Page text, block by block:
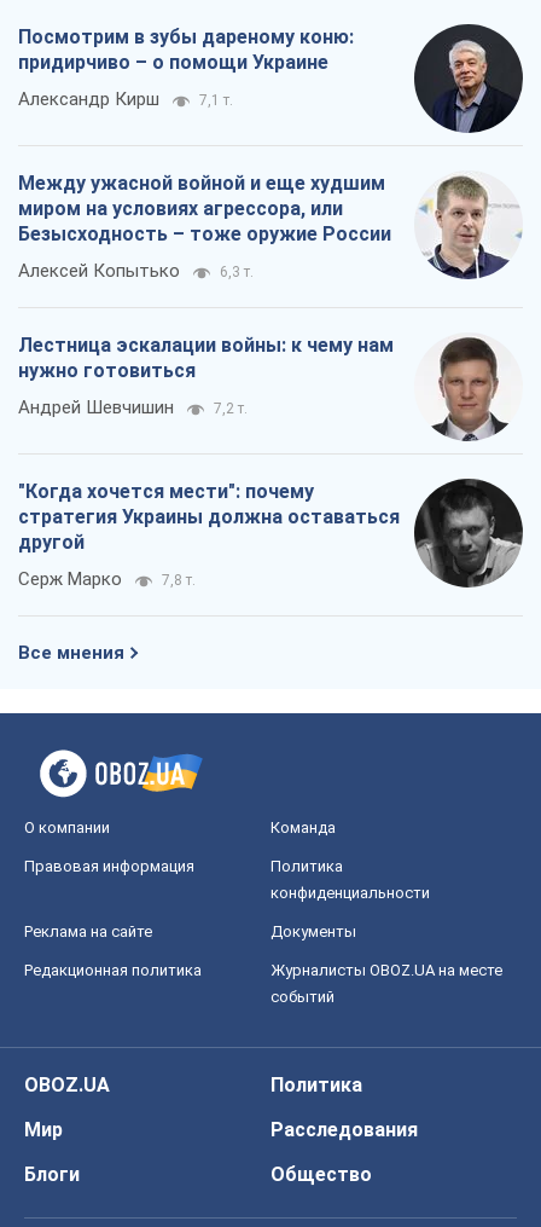
Посмотрим в зубы дареному коню:
придирчиво – о помощи Украине
Александр Кирш 7,1 т.
Между ужасной войной и еще худшим
миром на условиях агрессора, или
Безысходность – тоже оружие России
Алексей Копытько 6,3 т.
Лестница эскалации войны: к чему нам
нужно готовиться
Андрей Шевчишин 7,2 т.
"Когда хочется мести": почему
стратегия Украины должна оставаться
другой
Серж Марко 7,8 т.
Все мнения
О компании Команда
Правовая информация
Политика
конфиденциальности
Реклама на сайте Документы
Редакционная политика
Журналисты OBOZ.UA на месте
событий
OBOZ.UA
Политика
Мир
Расследования
Блоги
Общество